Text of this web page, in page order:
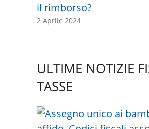
il rimborso?
2 Aprile 2024
ULTIME NOTIZIE
TASSE